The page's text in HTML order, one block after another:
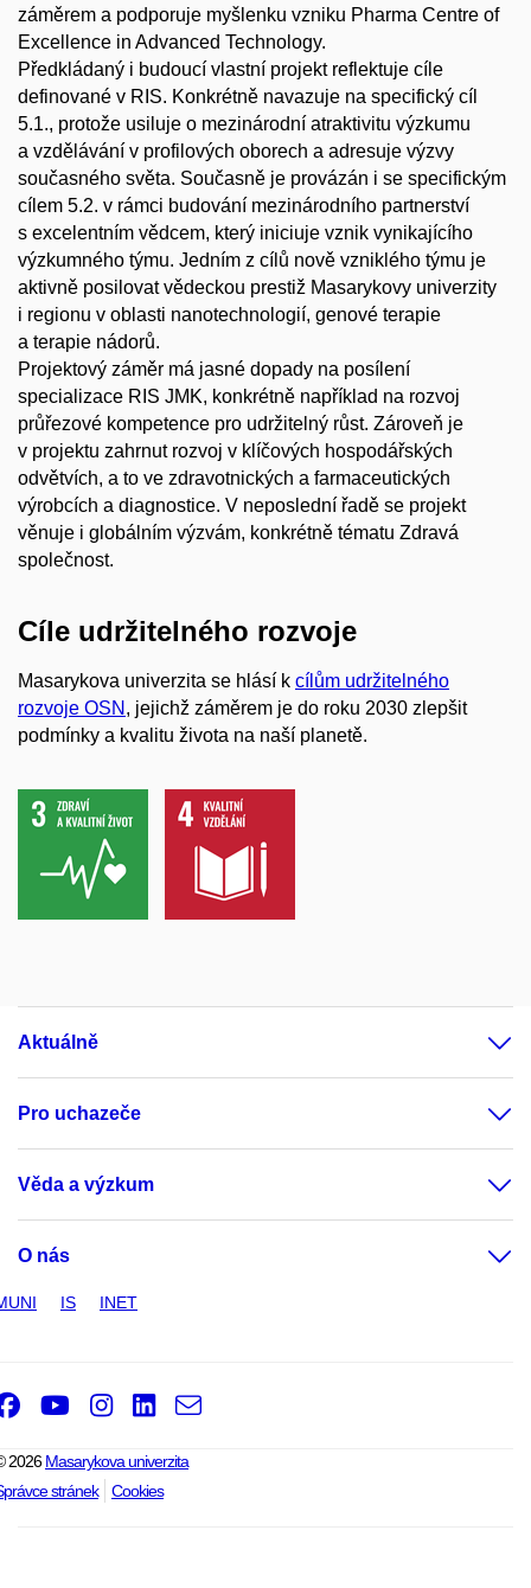
záměrem a podporuje myšlenku vzniku Pharma Centre of
Excellence in Advanced Technology.
Předkládaný i budoucí vlastní projekt reflektuje cíle
definované v RIS. Konkrétně navazuje na specifický cíl
5.1., protože usiluje o mezinárodní atraktivitu výzkumu
a vzdělávání v profilových oborech a adresuje výzvy
současného světa. Současně je provázán i se specifickým
cílem 5.2. v rámci budování mezinárodního partnerství
s excelentním vědcem, který iniciuje vznik vynikajícího
výzkumného týmu. Jedním z cílů nově vzniklého týmu je
aktivně posilovat vědeckou prestiž Masarykovy univerzity
i regionu v oblasti nanotechnologií, genové terapie
a terapie nádorů.
Projektový záměr má jasné dopady na posílení
specializace RIS JMK, konkrétně například na rozvoj
průřezové kompetence pro udržitelný růst. Zároveň je
v projektu zahrnut rozvoj v klíčových hospodářských
odvětvích, a to ve zdravotnických a farmaceutických
výrobcích a diagnostice. V neposlední řadě se projekt
věnuje i globálním výzvám, konkrétně tématu Zdravá
společnost.
Cíle udržitelného rozvoje
Masarykova univerzita se hlásí k cílům udržitelného
rozvoje OSN , jejichž záměrem je do roku 2030 zlepšit
podmínky a kvalitu života na naší planetě.
Aktuálně
Pro uchazeče
Věda a výzkum
O nás
IS INET
2026Masarykova univerzita
stránek
Cookies
Facebook
Youtube
Instagram
LinkedIn
e-